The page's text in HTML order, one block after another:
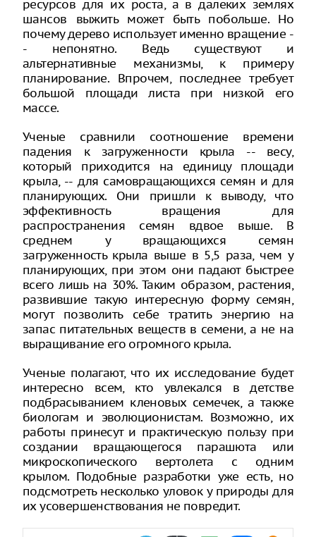
ресурсов для их роста, а в далеких землях
шансов выжить может быть побольше. Но
почему дерево использует именно вращение -
- непонятно. Ведь существуют и
альтернативные механизмы, к примеру
планирование. Впрочем, последнее требует
большой площади листа при низкой его
массе.
Ученые сравнили соотношение времени
падения к загруженности крыла -- весу,
который приходится на единицу площади
крыла, -- для самовращающихся семян и для
планирующих. Они пришли к выводу, что
эффективность вращения для
распространения семян вдвое выше. В
среднем у вращающихся семян
загруженность крыла выше в 5,5 раза, чем у
планирующих, при этом они падают быстрее
всего лишь на 30%. Таким образом, растения,
развившие такую интересную форму семян,
могут позволить себе тратить энергию на
запас питательных веществ в семени, а не на
выращивание его огромного крыла.
Ученые полагают, что их исследование будет
интересно всем, кто увлекался в детстве
подбрасыванием кленовых семечек, а также
биологам и эволюционистам. Возможно, их
работы принесут и практическую пользу при
создании вращающегося парашюта или
микроскопического вертолета с одним
крылом. Подобные разработки уже есть, но
подсмотреть несколько уловок у природы для
их усовершенствования не повредит.